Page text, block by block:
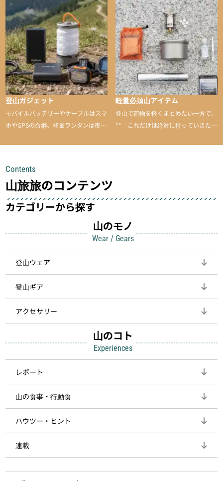
山に持ち込むと快適性や安心感をグッ
と引き上げてくれる――そんな意外性
のあるアイテムを紹介
登山ガジェット
モバイルバッテリーやケーブルはスマ
ホやGPSの命綱、軽量ランタンは夜間
して安全にしてくれます
軽量必須山アイテム
登山で荷物を軽くまとめたい一方で、
**「これだけは絶対に持っていきた
Contents
山旅旅のコンテンツ
カテゴリーから探す
山のモノ
Wear / Gears
登山ウェア
登山ギア
アクセサリー
山のコト
Experiences
レポート
山の食事・行動食
ハウツー・ヒント
連載